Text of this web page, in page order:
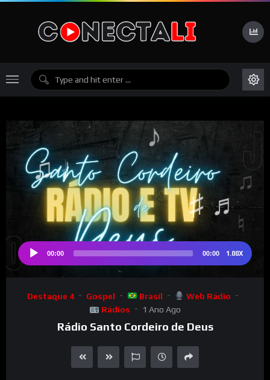
♩
♯ ♪
♪
♫
♮
Audio
00:00 00:00 1.00X
Destaque 4 Gospel Brasil
Web Rádio
Rádios
1 Ano Ago
Rádio Santo Cordeiro de Deus